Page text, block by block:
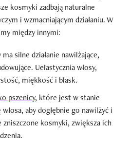
kosmyki zadbają naturalne
i wzmacniającym działaniu. W
między innymi:
silne działanie nawilżające,
Uelastycznia włosy,
miękkość i blask.
pszenicy, które jest w stanie
aby dogłębnie go nawilżyć i
zniszczone kosmyki, zwiększa ich